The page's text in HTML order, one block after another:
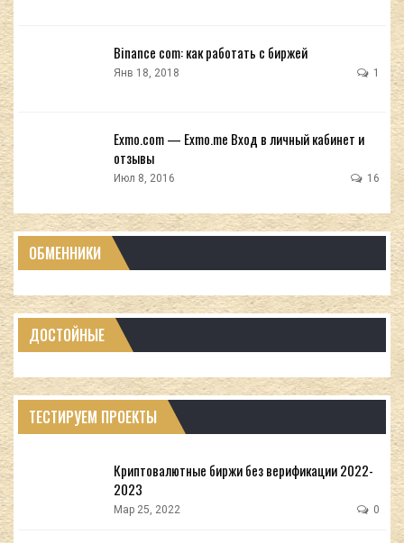
Binance com: как работать с биржей
Янв 18, 2018 1
Exmo.com — Exmo.me Вход в личный кабинет и
отзывы
Июл 8, 2016 16
ОБМЕННИКИ
ДОСТОЙНЫЕ
ТЕСТИРУЕМ ПРОЕКТЫ
Криптовалютные биржи без верификации 2022-
2023
Мар 25, 2022 0